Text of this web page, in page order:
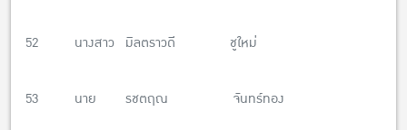
52 นางสาว มิลตราวดี ชูใหม่
53 นาย รชตฤณ จันทร์ทอง